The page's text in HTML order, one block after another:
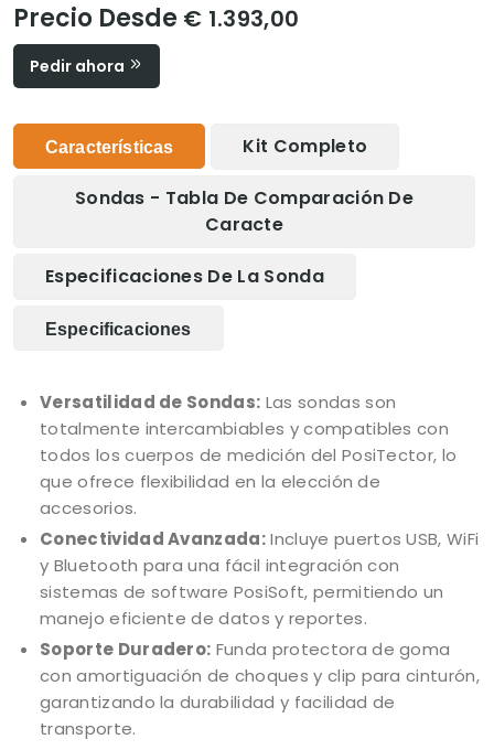
Precio Desde € 1.393,00
Pedir ahora
Características Kit Completo
Sondas - Tabla De Comparación De
Caracte
Especificaciones De La Sonda
Especificaciones
Versatilidad de Sondas: Las sondas son
totalmente intercambiables y compatibles con
todos los cuerpos de medición del PosiTector, lo
que ofrece flexibilidad en la elección de
accesorios.
Conectividad Avanzada:Incluye puertos USB, WiFi
y Bluetooth para una fácil integración con
sistemas de software PosiSoft, permitiendo un
manejo eficiente de datos y reportes.
Soporte Duradero: Funda protectora de goma
con amortiguación de choques y clip para cinturón,
garantizando la durabilidad y facilidad de
transporte.